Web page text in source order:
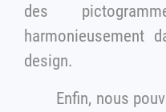
des
harmonieusement
design.
Enfin, nous pouvons également concevoir